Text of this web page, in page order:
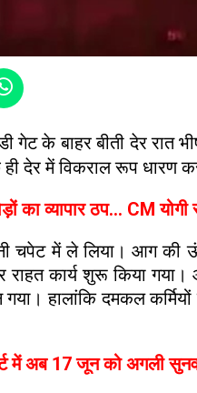
गेट के बाहर बीती देर
देर में विकराल रूप धारण
का व्यापार ठप... CM
चपेट में ले लिया। आग
कार्य शुरू किया
हालांकि दमकल कर्मियों
में अब 17 जून को अगली